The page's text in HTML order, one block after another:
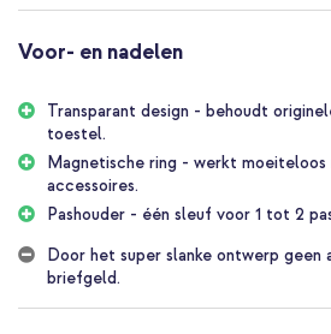
De voordelen van de
Transparante
MagSafe
Transparant en slank ontwerp:
apparaat
Sterke, ingebouwde magneetring:
draadloos opladen en andere
Walletfunctie: ruimte voor 1 tot 2
Voor- en nadelen
Transparant design - behoudt
toestel.
Magnetische ring - werkt
accessoires.
Pashouder - één sleuf voor 1 tot 2
Door het super slanke ontwerp geen
briefgeld.